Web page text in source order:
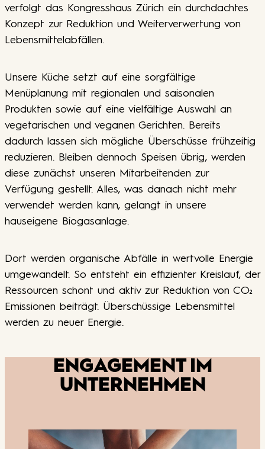
verfolgt das Kongresshaus Zürich ein durchdachtes
Konzept zur Reduktion und Weiterverwertung von
Lebensmittelabfällen.
Unsere Küche setzt auf eine sorgfältige
Menüplanung mit regionalen und saisonalen
Produkten sowie auf eine vielfältige Auswahl an
vegetarischen und veganen Gerichten. Bereits
dadurch lassen sich mögliche Überschüsse frühzeitig
reduzieren. Bleiben dennoch Speisen übrig, werden
diese zunächst unseren Mitarbeitenden zur
Verfügung gestellt. Alles, was danach nicht mehr
verwendet werden kann, gelangt in unsere
hauseigene Biogasanlage.
Dort werden organische Abfälle in wertvolle Energie
umgewandelt. So entsteht ein effizienter Kreislauf, der
Ressourcen schont und aktiv zur Reduktion von CO₂
Emissionen beiträgt. Überschüssige Lebensmittel
werden zu neuer Energie.
ENGAGEMENT IM
UNTERNEHMEN